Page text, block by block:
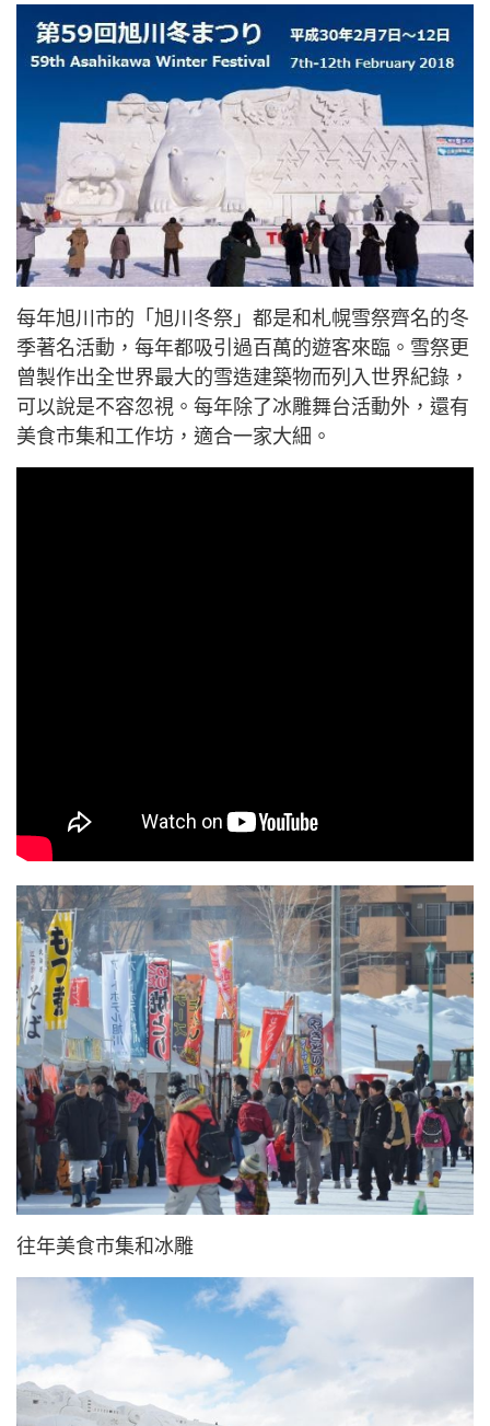
每年旭川市的「旭川冬祭」都是和札幌雪祭齊名的冬
季著名活動，每年都吸引過百萬的遊客來臨。雪祭更
曾製作出全世界最大的雪造建築物而列入世界紀錄，
可以說是不容忽視。每年除了冰雕舞台活動外，還有
美食市集和工作坊，適合一家大細。
往年美食市集和冰雕